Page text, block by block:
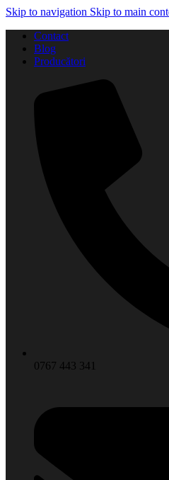
Skip to navigation Skip to main
Contact
Blog
Producători
0767 443 341